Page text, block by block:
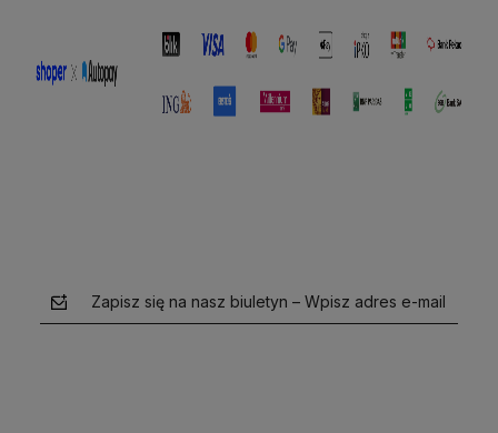
Zapisz się na nasz biuletyn – Wpisz adres e-mail